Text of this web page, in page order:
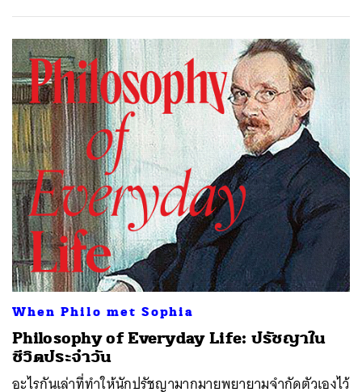
When Philo met Sophia
Philosophy of Everyday Life: ปรัชญาใน
ชีวิตประจำวัน
อะไรกันเล่าที่ทำให้นักปรัชญามากมายพยายามจำกัดตัวเองไว้